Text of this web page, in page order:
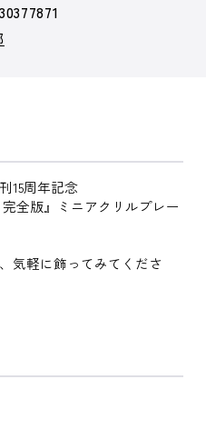
15周年記念
全版』ミニアクリルプレー
気軽に飾ってみてくださ